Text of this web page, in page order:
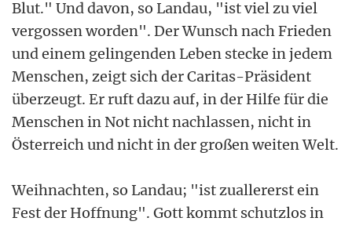
Blut." Und davon, so Landau, "ist viel zu viel
vergossen worden". Der Wunsch nach Frieden
und einem gelingenden Leben stecke in jedem
Menschen, zeigt sich der Caritas-Präsident
überzeugt. Er ruft dazu auf, in der Hilfe für die
Menschen in Not nicht nachlassen, nicht in
Österreich und nicht in der großen weiten Welt.
Weihnachten, so Landau; "ist zuallererst ein
Fest der Hoffnung". Gott kommt schutzlos in